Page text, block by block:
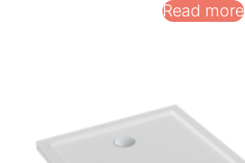
Read more